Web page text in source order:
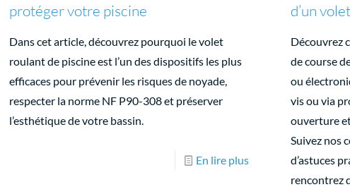
protéger votre piscine
Dans cet article, découvrez pourquoi le volet
roulant de piscine est l’un des dispositifs les plus
efficaces pour prévenir les risques de noyade,
respecter la norme NF P90-308 et préserver
l’esthétique de votre bassin.
En lire plus
d’un
Découvrez
de course
ou
vis ou via
ouverture
Suivez nos
d’astuces
rencontrez